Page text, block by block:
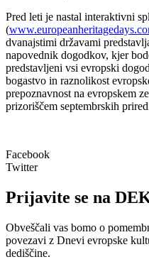
Pred leti je nastal interaktivni
(
dvanajstimi državami
napovednik dogodkov, kjer
predstavljeni vsi evropski
bogastvo in raznolikost
prepoznavnost na evropskem
prizoriščem septembrskih
Facebook
Twitter
Prijavite se na
Obveščali vas bomo o
povezavi z Dnevi evropske
dediščine.